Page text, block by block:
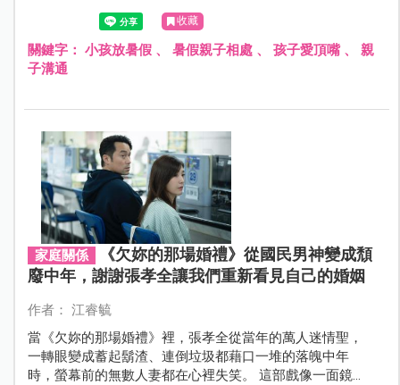
心聲，讓親子關係更緊密！
收藏
關鍵字： 小孩放暑假、 暑假親子相處、 孩子愛頂嘴、 親
子溝通
家庭關係
《欠妳的那場婚禮》從國民男神變成頹
廢中年，謝謝張孝全讓我們重新看見自己的婚姻
作者： 江睿毓
當《欠妳的那場婚禮》裡，張孝全從當年的萬人迷情聖，
一轉眼變成蓄起鬍渣、連倒垃圾都藉口一堆的落魄中年
時，螢幕前的無數人妻都在心裡失笑。 這部戲像一面鏡